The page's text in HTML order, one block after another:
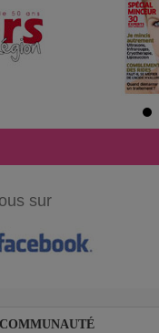
sur
COMMUNAUTÉ